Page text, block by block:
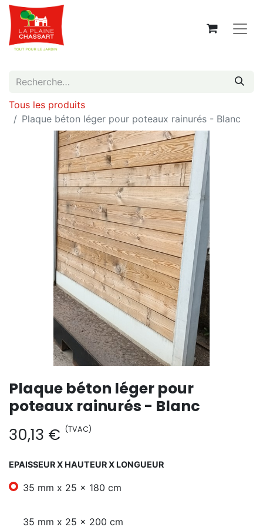
Tous les produits
Plaque béton léger pour poteaux rainurés - Blanc
Plaque béton léger pour
poteaux rainurés - Blanc
30,13 € (TVAC)
EPAISSEUR X HAUTEUR X LONGUEUR
35 mm x 25 x 180 cm
35 mm x 25 x 200 cm